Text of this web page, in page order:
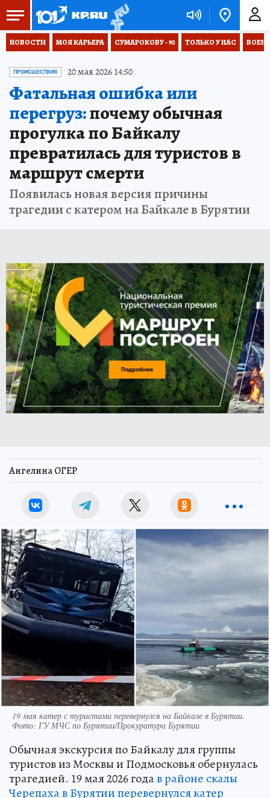
НОВОСТИ МОЯ КАРЬЕРА СУМАРОКОВУ - 90 ТОЛЬКО У НАС
ПРОИСШЕСТВИЯ 20 мая 2026 14:50
Фатальная ошибка или
перегруз:почему обычная
прогулка по Байкалу
превратилась для туристов в
маршрут смерти
Появилась новая версия причины
трагедии с катером на Байкале в Бурятии
Ангелина ОГЕР
19 мая катер с туристами перевернулся на Байкале в Бурятии.
Фото: ГУ МЧС по Бурятии/Прокуратура Бурятии
Обычная экскурсия по Байкалу для группы
туристов из Москвы и Подмосковья обернулась
трагедией. 19 мая 2026 годав районе скалы
Черепаха в Бурятии перевернулся катер